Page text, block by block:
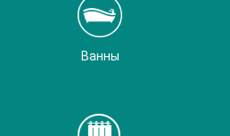
Ванны